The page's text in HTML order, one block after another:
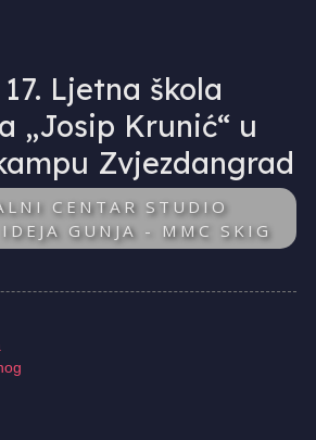
Ljetna škola
„Josip Krunić“ u
Zvjezdangrad
CENTAR STUDIO
GUNJA - MMC SKIG